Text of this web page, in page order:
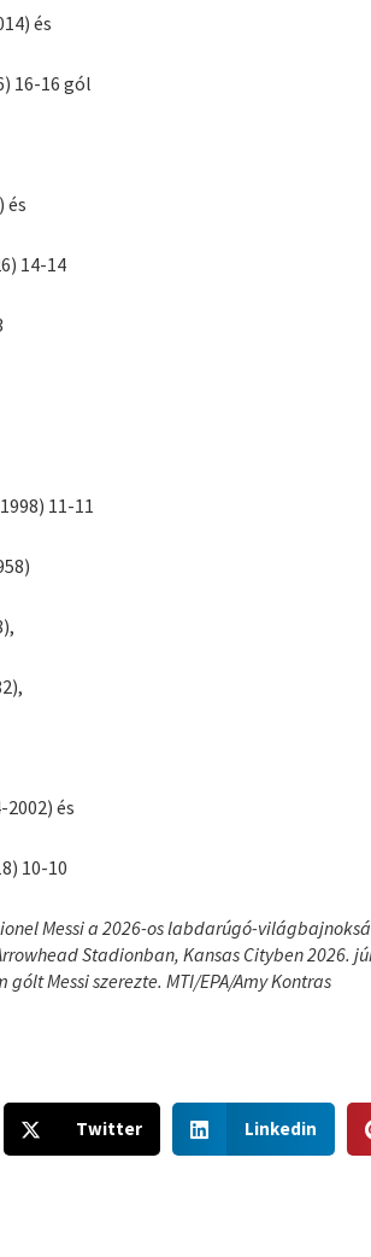
és
16-16 gól
és
14-14
11-11
és
10-10
Messi a 2026-os labdarúgó-
Stadionban, Kansas Cityben 2026.
Messi szerezte. MTI/EPA/Amy Kontras
h
Twitter
h
Linkedin